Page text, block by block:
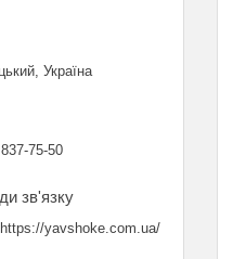
Україна
75-50
https://yavshoke.com.ua/